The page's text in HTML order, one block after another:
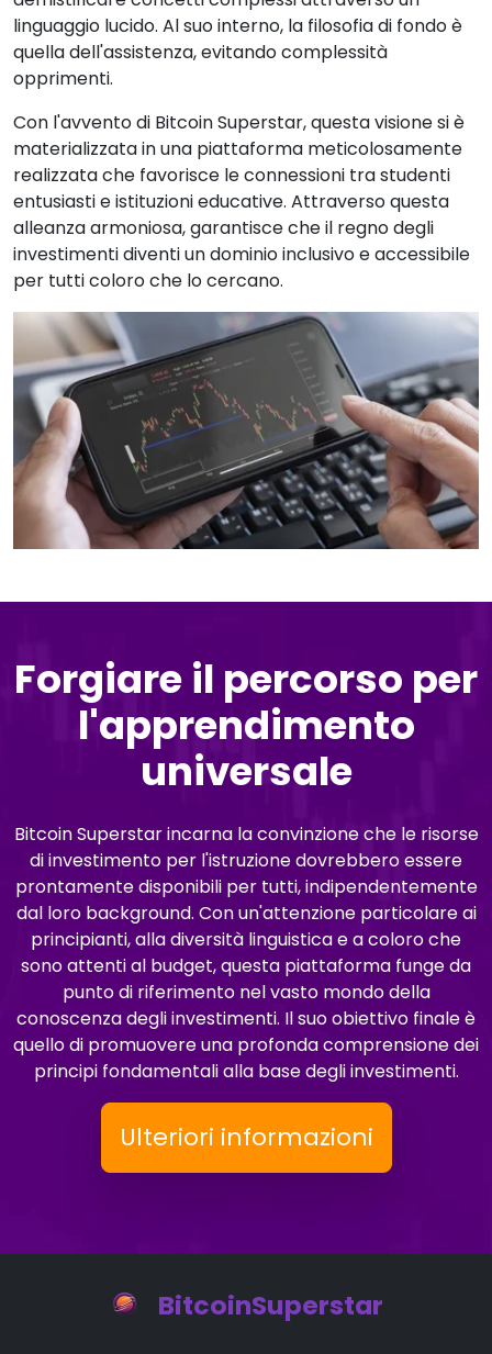
linguaggio lucido. Al suo interno, la filosofia di fondo è
quella dell'assistenza, evitando complessità
opprimenti.
Con l'avvento di Bitcoin Superstar, questa visione si è
materializzata in una piattaforma meticolosamente
realizzata che favorisce le connessioni tra studenti
entusiasti e istituzioni educative. Attraverso questa
alleanza armoniosa, garantisce che il regno degli
investimenti diventi un dominio inclusivo e accessibile
per tutti coloro che lo cercano.
Forgiare il percorso per
l'apprendimento
universale
Bitcoin Superstar incarna la convinzione che le risorse
di investimento per l'istruzione dovrebbero essere
prontamente disponibili per tutti, indipendentemente
dal loro background. Con un'attenzione particolare ai
principianti, alla diversità linguistica e a coloro che
sono attenti al budget, questa piattaforma funge da
punto di riferimento nel vasto mondo della
conoscenza degli investimenti. Il suo obiettivo finale è
quello di promuovere una profonda comprensione dei
principi fondamentali alla base degli investimenti.
Ulteriori informazioni
BitcoinSuperstar